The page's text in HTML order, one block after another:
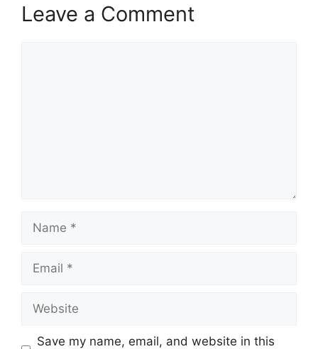
Leave a Comment
Save my name, email, and website in this